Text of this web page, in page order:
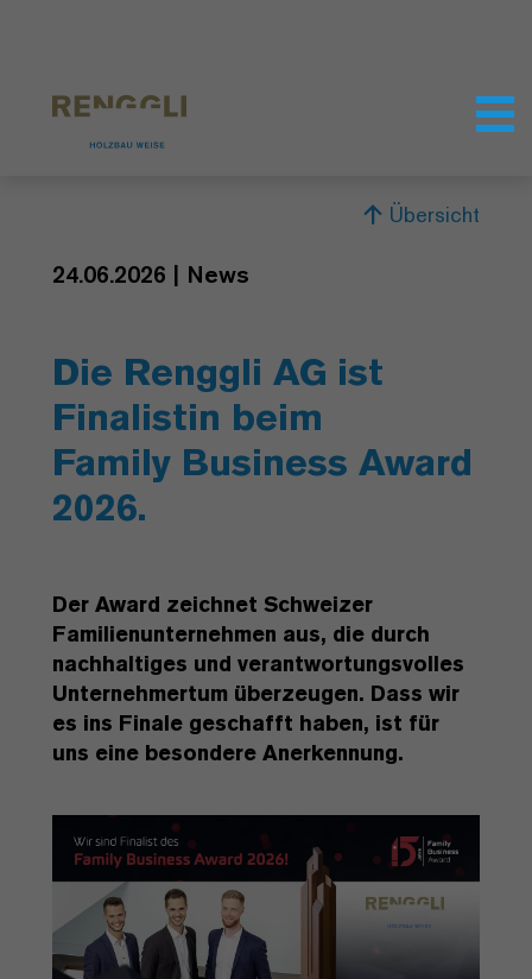
Übersicht
24.06.2026 | News
Die Renggli AG ist
Finalistin beim
Family Business Award
2026.
Der Award zeichnet Schweizer
Familienunternehmen aus, die durch
nachhaltiges und verantwortungsvolles
Unternehmertum überzeugen. Dass wir
es ins Finale geschafft haben, ist für
uns eine besondere Anerkennung.